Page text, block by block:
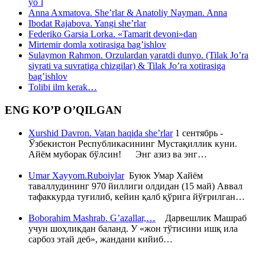
yo`l
Anna Axmatova. She’rlar & Anatoliy Nayman. Anna
Ibodat Rajabova. Yangi she’rlar
Federiko Garsia Lorka. «Tamarit devoni»dan
Mirtemir domla xotirasiga bag’ishlov
Sulaymon Rahmon. Orzulardan yaratdi dunyo. (Tilak Jo’ra
siyrati va suvratiga chizgilar) & Tilak Jo’ra xotirasiga
bag’ishlov
Tolibi ilm kerak…
ENG KO’P O’QILGAN
Xurshid Davron. Vatan haqida she’rlar1 сентябрь -
Ўзбекистон Республикасининг Мустақиллик куни.
Айём муборак бўлсин! Энг азиз ва энг…
Umar Xayyom.RuboiylarБуюк Умар Хайём
таваллудининг 970 йиллиги олдидан (15 май) Аввал
тафаккурда туғилиб, кейин қалб қўрига йўғрилган…
Boborahim Mashrab. G’azallar,… Дарвешлик Машраб
учун шоҳликдан баланд. У «жон тўтисини ишқ ила
сарбоз этай деб», жандани кийиб…